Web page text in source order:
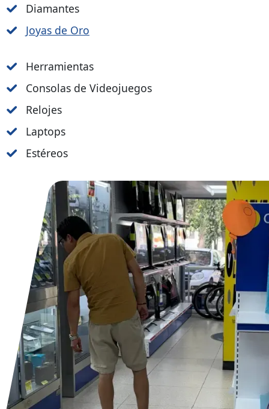
Diamantes
Joyas de Oro
Herramientas
Consolas de Videojuegos
Relojes
Laptops
Estéreos